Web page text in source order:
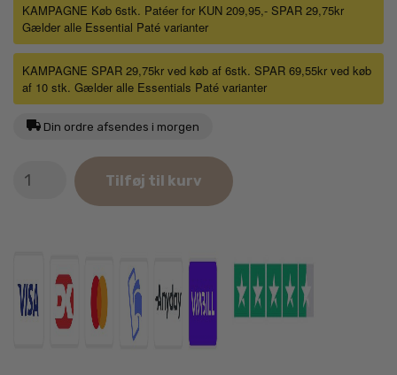
KAMPAGNE Køb 6stk. Patéer for KUN 209,95,- SPAR 29,75kr
Gælder alle Essential Paté varianter
KAMPAGNE SPAR 29,75kr ved køb af 6stk. SPAR 69,55kr ved køb
af 10 stk. Gælder alle Essentials Paté varianter
Din ordre afsendes i morgen
Foods
Tilføj til kurv